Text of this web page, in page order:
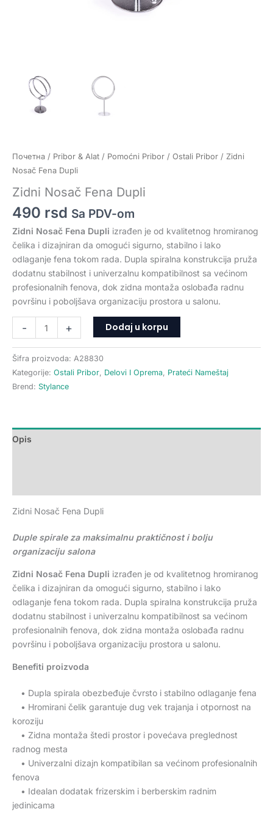
Почетна / Pribor & Alat / Pomoćni Pribor / Ostali Pribor / Zidni
Nosač Fena Dupli
Zidni Nosač Fena Dupli
490 rsd Sa PDV-om
Zidni Nosač Fena Dupli izrađen je od kvalitetnog hromiranog
čelika i dizajniran da omogući sigurno, stabilno i lako
odlaganje fena tokom rada. Dupla spiralna konstrukcija pruža
dodatnu stabilnost i univerzalnu kompatibilnost sa većinom
profesionalnih fenova, dok zidna montaža oslobađa radnu
površinu i poboljšava organizaciju prostora u salonu.
- + Dodaj u korpu
Šifra proizvoda: A28830
Kategorije: Ostali Pribor, Delovi I Oprema, Prateći Nameštaj
Brend: Stylance
Opis
Zidni Nosač Fena Dupli
Duple spirale za maksimalnu praktičnost i bolju
organizaciju salona
Zidni Nosač Fena Dupli izrađen je od kvalitetnog hromiranog
čelika i dizajniran da omogući sigurno, stabilno i lako
odlaganje fena tokom rada. Dupla spiralna konstrukcija pruža
dodatnu stabilnost i univerzalnu kompatibilnost sa većinom
profesionalnih fenova, dok zidna montaža oslobađa radnu
površinu i poboljšava organizaciju prostora u salonu.
Benefiti proizvoda
• Dupla spirala obezbeđuje čvrsto i stabilno odlaganje fena
• Hromirani čelik garantuje dug vek trajanja i otpornost na
koroziju
• Zidna montaža štedi prostor i povećava preglednost
radnog mesta
• Univerzalni dizajn kompatibilan sa većinom profesionalnih
fenova
• Idealan dodatak frizerskim i berberskim radnim
jedinicama